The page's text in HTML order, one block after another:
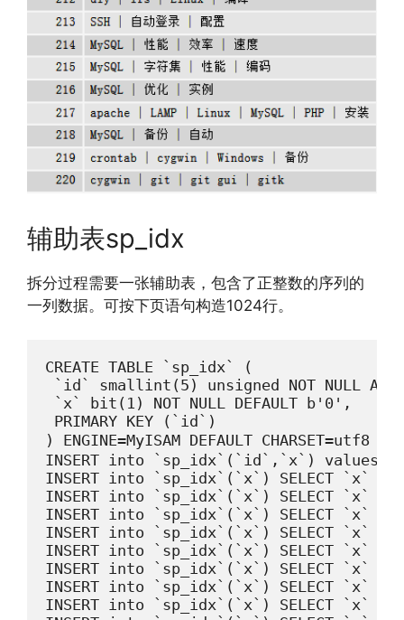
辅助表sp_idx
拆分过程需要一张辅助表，包含了正整数的序列的
一列数据。可按下页语句构造1024行。
CREATE TABLE `sp_idx` (
`id` smallint(5) unsigned NOT NULL
`x` bit(1) NOT NULL DEFAULT b'0',
PRIMARY KEY (`id`)
) ENGINE=MyISAM DEFAULT CHARSET=utf8
INSERT into `sp_idx`(`id`,`x`)
INSERT into `sp_idx`(`x`) SELECT `x`
INSERT into `sp_idx`(`x`) SELECT `x`
INSERT into `sp_idx`(`x`) SELECT `x`
INSERT into `sp_idx`(`x`) SELECT `x`
INSERT into `sp_idx`(`x`) SELECT `x`
INSERT into `sp_idx`(`x`) SELECT `x`
INSERT into `sp_idx`(`x`) SELECT `x`
INSERT into `sp_idx`(`x`) SELECT `x`